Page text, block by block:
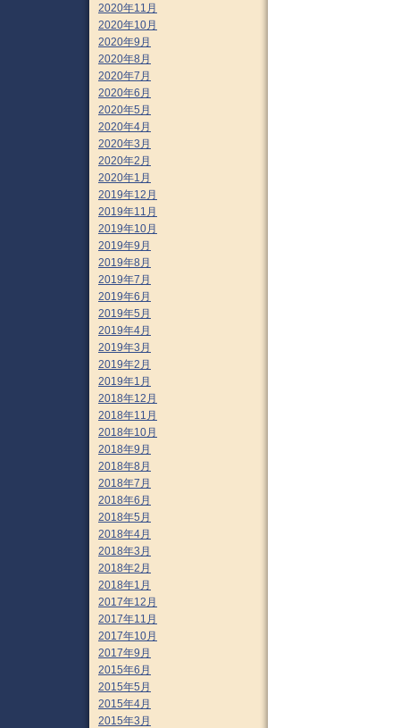
2020年11月
2020年10月
2020年9月
2020年8月
2020年7月
2020年6月
2020年5月
2020年4月
2020年3月
2020年2月
2020年1月
2019年12月
2019年11月
2019年10月
2019年9月
2019年8月
2019年7月
2019年6月
2019年5月
2019年4月
2019年3月
2019年2月
2019年1月
2018年12月
2018年11月
2018年10月
2018年9月
2018年8月
2018年7月
2018年6月
2018年5月
2018年4月
2018年3月
2018年2月
2018年1月
2017年12月
2017年11月
2017年10月
2017年9月
2015年6月
2015年5月
2015年4月
2015年3月